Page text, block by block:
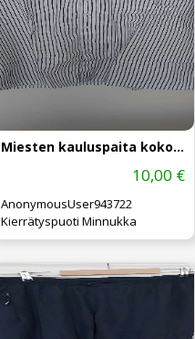
Miesten kauluspaita koko: L UUSI
10,00 €
AnonymousUser943722
Kierrätyspuoti Minnukka